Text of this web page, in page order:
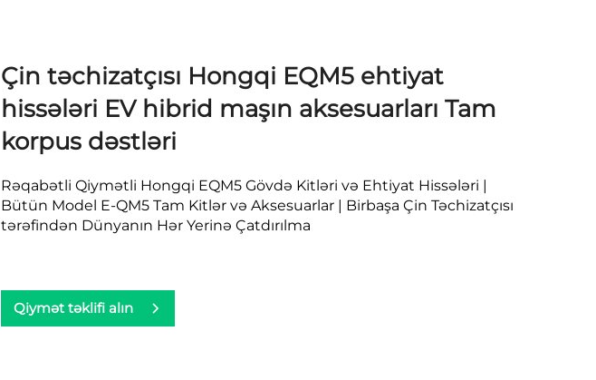
Çin təchizatçısı Hongqi EQM5 ehtiyat
hissələri EV hibrid maşın aksesuarları Tam
korpus dəstləri
Rəqabətli Qiymətli Hongqi EQM5 Gövdə Kitləri və Ehtiyat Hissələri |
Bütün Model E-QM5 Tam Kitlər və Aksesuarlar | Birbaşa Çin Təchizatçısı
tərəfindən Dünyanın Hər Yerinə Çatdırılma
Qiymət təklifi alın